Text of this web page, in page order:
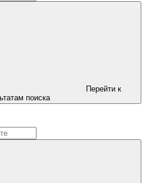
Перейти к
поиска